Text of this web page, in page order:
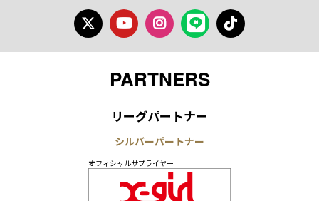
TwitterYoutubeInstagram
LINE TikTok
PARTNERS
リーグパートナー
シルバーパートナー
オフィシャルサプライヤー